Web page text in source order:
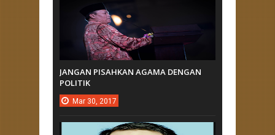
JANGAN PISAHKAN AGAMA DENGAN
POLITIK
Mar 30, 2017